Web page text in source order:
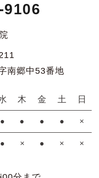
9106
南郷中53番地
木 金 土 日
● ● ● ● ×
● × ● × ×